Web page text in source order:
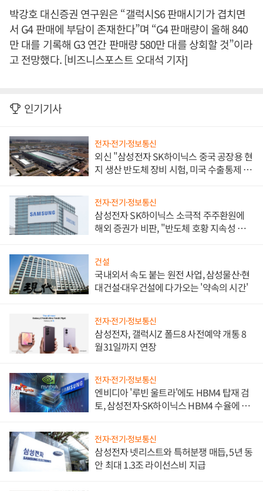
박강호 대신증권 연구원은 “갤럭시S6 판매시기가 겹치면
서 G4 판매에 부담이 존재한다”며 “G4 판매량이 올해 840
만 대를 기록해 G3 연간 판매량 580만 대를 상회할 것”이라
고 전망했다. [비즈니스포스트 오대석 기자]
인기기사
전자·전기·정보통신
외신 "삼성전자 SK하이닉스 중국 공장용 현
지 생산 반도체 장비 시험, 미국 수출통제 대
전자·전기·정보통신
삼성전자 SK하이닉스 소극적 주주환원에
해외 증권가 비판, "반도체 호황 지속성 의
건설
국내외서 속도 붙는 원전 사업, 삼성물산·현
대건설·대우건설에 다가오는 '약속의 시간'
전자·전기·정보통신
삼성전자, 갤럭시Z 폴드8 사전예약 개통 8
월31일까지 연장
전자·전기·정보통신
엔비디아 '루빈 울트라'에도 HBM4 탑재 검
토, 삼성전자·SK하이닉스 HBM4 수율에 주
전자·전기·정보통신
삼성전자 넷리스트와 특허분쟁 매듭, 5년 동
안 최대 1.3조 라이선스비 지급